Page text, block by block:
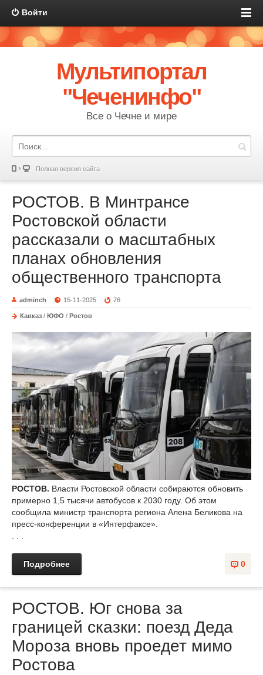
Войти
Мультипортал
"Чеченинфо"
Все о Чечне и мире
Полная версия сайта
РОСТОВ. В Минтрансе
Ростовской области
рассказали о масштабных
планах обновления
общественного транспорта
adminch 15-11-2025 76
Кавказ / ЮФО / Ростов
РОСТОВ. Власти Ростовской области собираются обновить
примерно 1,5 тысячи автобусов к 2030 году. Об этом
сообщила министр транспорта региона Алена Беликова на
пресс-конференции в «Интерфаксе».
. . .
0
Подробнее
РОСТОВ. Юг снова за
границей сказки: поезд Деда
Мороза вновь проедет мимо
Ростова